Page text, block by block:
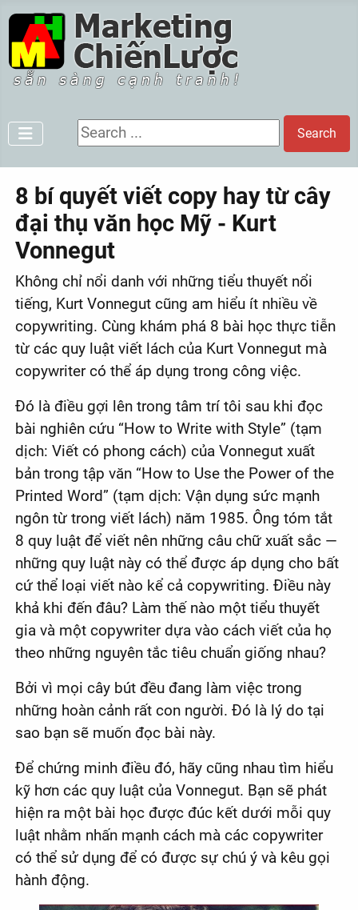
Search ... Search
8 bí quyết viết copy hay từ cây
đại thụ văn học Mỹ - Kurt
Vonnegut
Không chỉ nổi danh với những tiểu thuyết nổi
tiếng, Kurt Vonnegut cũng am hiểu ít nhiều về
copywriting. Cùng khám phá 8 bài học thực tiễn
từ các quy luật viết lách của Kurt Vonnegut mà
copywriter có thể áp dụng trong công việc.
Đó là điều gợi lên trong tâm trí tôi sau khi đọc
bài nghiên cứu “How to Write with Style” (tạm
dịch: Viết có phong cách) của Vonnegut xuất
bản trong tập văn “How to Use the Power of the
Printed Word” (tạm dịch: Vận dụng sức mạnh
ngôn từ trong viết lách) năm 1985. Ông tóm tắt
8 quy luật để viết nên những câu chữ xuất sắc —
những quy luật này có thể được áp dụng cho bất
cứ thể loại viết nào kể cả copywriting. Điều này
khả khi đến đâu? Làm thế nào một tiểu thuyết
gia và một copywriter dựa vào cách viết của họ
theo những nguyên tắc tiêu chuẩn giống nhau?
Bởi vì mọi cây bút đều đang làm việc trong
những hoàn cảnh rất con người. Đó là lý do tại
sao bạn sẽ muốn đọc bài này.
Để chứng minh điều đó, hãy cũng nhau tìm hiểu
kỹ hơn các quy luật của Vonnegut. Bạn sẽ phát
hiện ra một bài học được đúc kết dưới mỗi quy
luật nhằm nhấn mạnh cách mà các copywriter
có thể sử dụng để có được sự chú ý và kêu gọi
hành động.